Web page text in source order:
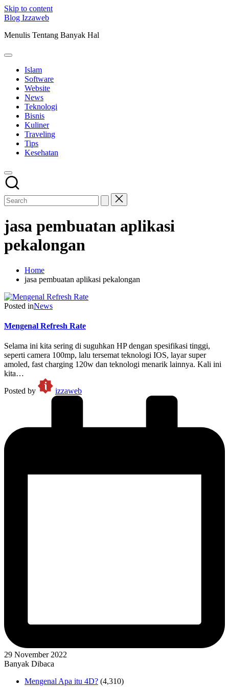
Skip to content
Blog Izzaweb
Menulis Tentang Banyak Hal
Islam
Software
Website
News
Teknologi
Bisnis
Kuliner
Traveling
Tips
Kesehatan
jasa pembuatan aplikasi
pekalongan
Home
jasa pembuatan aplikasi pekalongan
Posted inNews
Mengenal Refresh Rate
Selama ini kita sering di suguhkan HP dengan spesifikasi tinggi,
seperti camera 100mp, lalu tersemat teknologi IOS, layar super
amoled, fast charging 120w dan teknologi menarik lainnya. Kali ini
kita…
Posted by
izzaweb
29 November 2022
Banyak Dibaca
Mengenal Apa itu 4D? (4,310)